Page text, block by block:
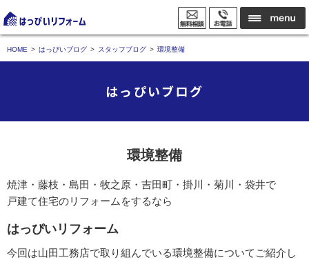
HOME はっぴいブログ スタッフブログ 環境整備
はっぴいブログ
環境整備
焼津・藤枝・島田・牧之原・吉田町・掛川・菊川・袋井で
戸建て住宅のリフォームをするなら
はっぴいリフォーム
今回は山田工務店で取り組んでいる環境整備についてご紹介し